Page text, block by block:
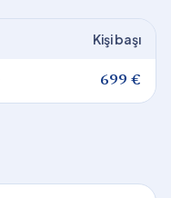
Kişi başı
699 €